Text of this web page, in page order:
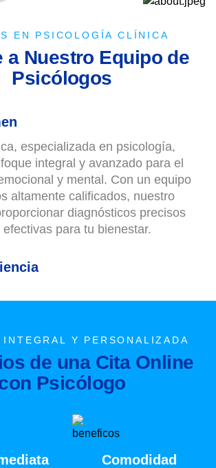
EN PSICOLOGÍA CLÍNICA
a Nuestro Equipo de
Psicólogos
especializada en psicología,
integral y avanzado para el
y mental. Con un equipo
altamente calificados, nuestro
diagnósticos precisos
para tu bienestar.
INTEGRAL Y PERSONALIZADA
ios de una Cita Online
on Psicólogo
Comodidad